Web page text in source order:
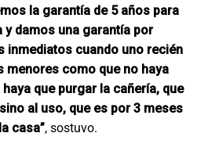
la garantía de 5 años para
damos una garantía por
inmediatos cuando uno recién
menores como que no haya
que purgar la cañería, que
al uso, que es por 3 meses
casa”, sostuvo.